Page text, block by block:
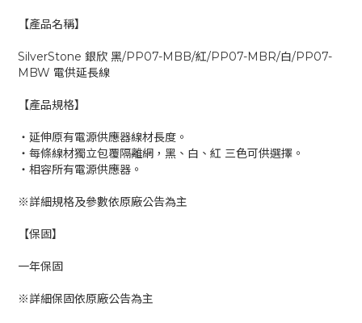
【產品名稱】
SilverStone 銀欣 黑/PP07-MBB/紅/PP07-MBR/白/PP07-
MBW 電供延長線
【產品規格】
‧延伸原有電源供應器線材長度。
‧每條線材獨立包覆隔離網，黑、白、紅 三色可供選擇。
‧相容所有電源供應器。
※詳細規格及參數依原廠公告為主
【保固】
一年保固
※詳細保固依原廠公告為主